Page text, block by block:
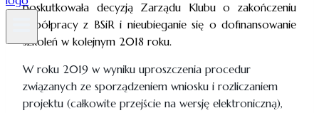
poskutkowała decyzją Zarządu Klubu o zakończeniu
współpracy z BSiR i nieubieganie się o dofinansowanie
szkoleń w kolejnym 2018 roku.
W roku 2019 w wyniku uproszczenia procedur
związanych ze sporządzeniem wniosku i rozliczaniem
projektu (całkowite przejście na wersję elektroniczną),